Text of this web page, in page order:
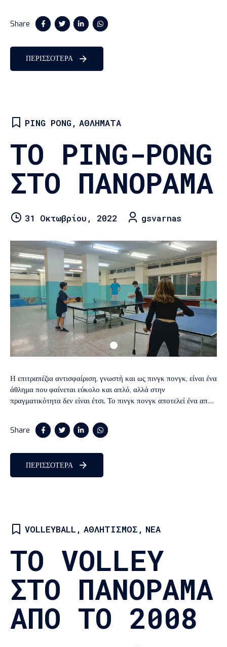
ανάπτυξη 2 νέων αθλημάτων.
Share
ΠΕΡΙΣΣΟΤΕΡΑ
PING PONG, ΑΘΛΉΜΑΤΑ
ΤΟ PING-PONG
ΣΤΟ ΠΑΝΟΡΑΜΑ
31 Οκτωβρίου, 2022 gsvarnas
Η επιτραπέζια αντισφαίριση, γνωστή και ως πινγκ πονγκ, είναι ένα
άθλημα που φαίνεται εύκολο και απλό, αλλά στην
πραγματικότητα δεν είναι έτσι. Το πινγκ πονγκ αποτελεί ένα από
υγεία επαγγελματιών αθλητών και μη.
Share
ΠΕΡΙΣΣΟΤΕΡΑ
VOLLEYBALL , ΑΘΛΗΤΙΣΜΌΣ , ΝΈΑ
ΤΟ VOLLEY
ΣΤΟ ΠΑΝΌΡΑΜΑ
ΑΠΌ ΤΟ 2008